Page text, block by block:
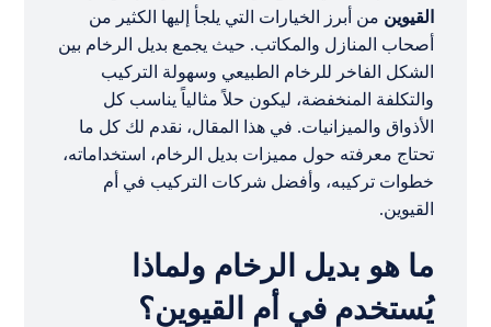
القيوين من أبرز الخيارات التي يلجأ إليها الكثير من
أصحاب المنازل والمكاتب. حيث يجمع بديل الرخام بين
الشكل الفاخر للرخام الطبيعي وسهولة التركيب
والتكلفة المنخفضة، ليكون حلاً مثالياً يناسب كل
الأذواق والميزانيات. في هذا المقال، نقدم لك كل ما
تحتاج معرفته حول مميزات بديل الرخام، استخداماته،
خطوات تركيبه، وأفضل شركات التركيب في أم
القيوين.
ما هو بديل الرخام ولماذا
يُستخدم في أم القيوين؟